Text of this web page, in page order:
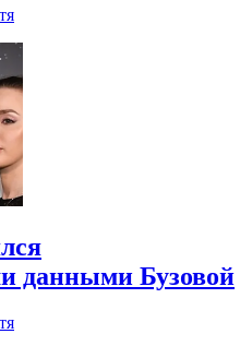
данными Бузовой